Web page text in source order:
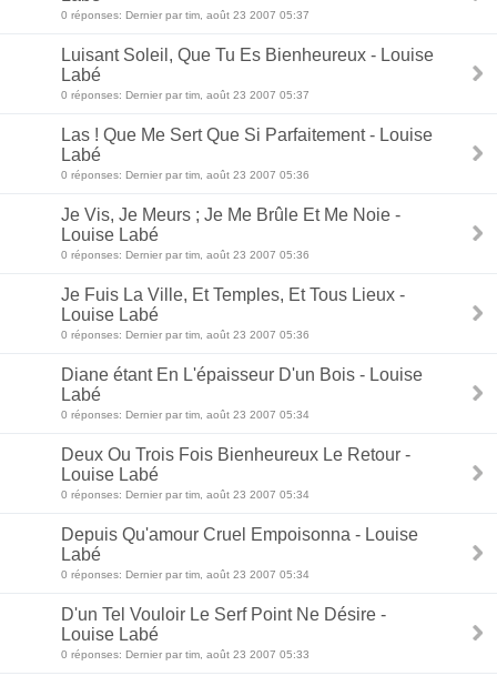
0 réponses: Dernier par tim, août 23 2007 05:37
Luisant Soleil, Que Tu Es Bienheureux - Louise
Labé
0 réponses: Dernier par tim, août 23 2007 05:37
Las ! Que Me Sert Que Si Parfaitement - Louise
Labé
0 réponses: Dernier par tim, août 23 2007 05:36
Je Vis, Je Meurs ; Je Me Brûle Et Me Noie -
Louise Labé
0 réponses: Dernier par tim, août 23 2007 05:36
Je Fuis La Ville, Et Temples, Et Tous Lieux -
Louise Labé
0 réponses: Dernier par tim, août 23 2007 05:36
Diane étant En L'épaisseur D'un Bois - Louise
Labé
0 réponses: Dernier par tim, août 23 2007 05:34
Deux Ou Trois Fois Bienheureux Le Retour -
Louise Labé
0 réponses: Dernier par tim, août 23 2007 05:34
Depuis Qu'amour Cruel Empoisonna - Louise
Labé
0 réponses: Dernier par tim, août 23 2007 05:34
D'un Tel Vouloir Le Serf Point Ne Désire -
Louise Labé
0 réponses: Dernier par tim, août 23 2007 05:33